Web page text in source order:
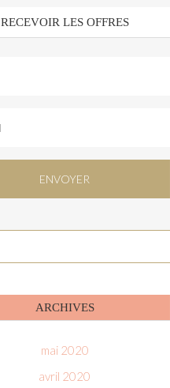
RECEVOIR LES OFFRES
ARCHIVES
mai 2020
avril 2020